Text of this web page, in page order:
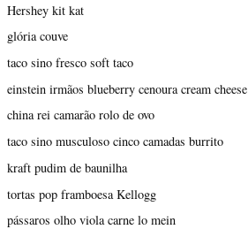
Hershey kit kat
glória couve
taco sino fresco soft taco
einstein irmãos blueberry cenoura cream cheese
china rei camarão rolo de ovo
taco sino musculoso cinco camadas burrito
kraft pudim de baunilha
tortas pop framboesa Kellogg
pássaros olho viola carne lo mein